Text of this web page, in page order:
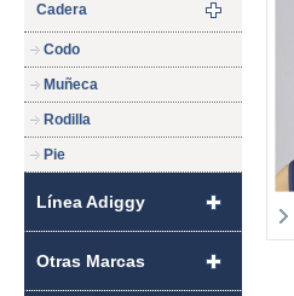
Cadera
Codo
Muñeca
Rodilla
Pie
Línea Adiggy
Otras Marcas